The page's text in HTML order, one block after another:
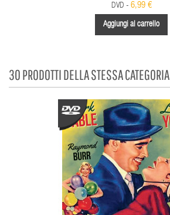
DVD - 6,99 €
Aggiungi al carrello
30 PRODOTTI DELLA STESSA CATEGORIA